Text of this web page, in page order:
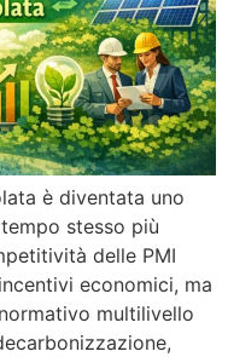
è diventata uno
stesso più
delle PMI
economici, ma
multilivello